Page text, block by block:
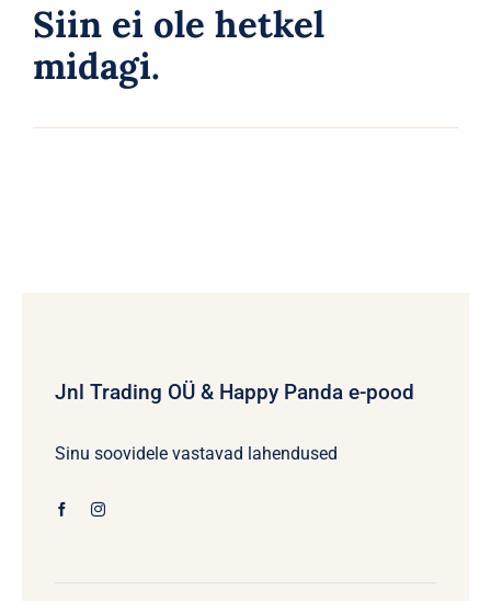
Siin ei ole hetkel
midagi.
Jnl Trading OÜ & Happy Panda e-pood
Sinu soovidele vastavad lahendused